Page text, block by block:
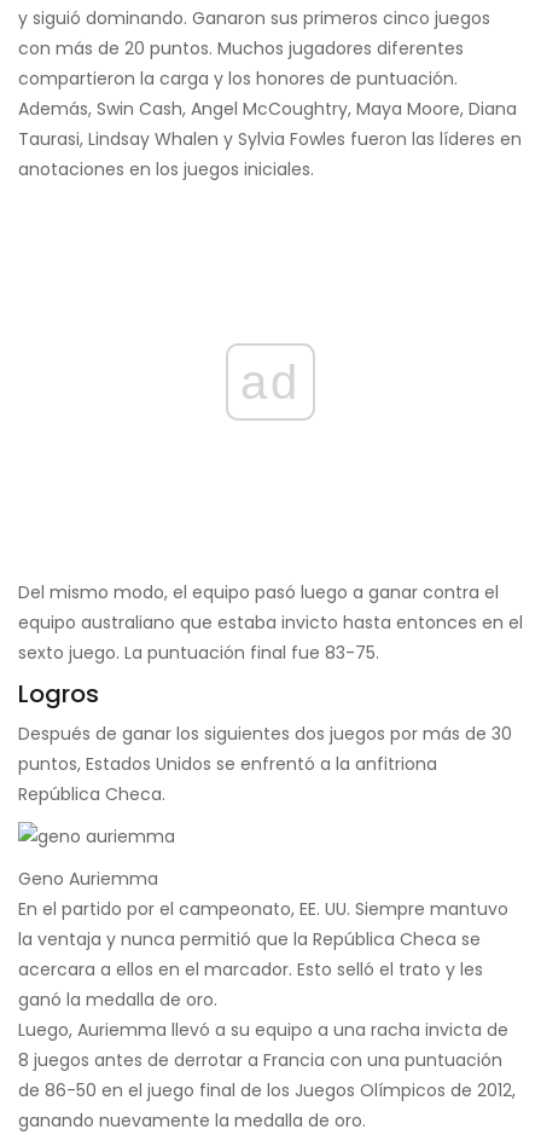
y siguió dominando. Ganaron sus primeros cinco juegos
con más de 20 puntos. Muchos jugadores diferentes
compartieron la carga y los honores de puntuación.
Además, Swin Cash, Angel McCoughtry, Maya Moore, Diana
Taurasi, Lindsay Whalen y Sylvia Fowles fueron las líderes en
anotaciones en los juegos iniciales.
ad
Del mismo modo, el equipo pasó luego a ganar contra el
equipo australiano que estaba invicto hasta entonces en el
sexto juego. La puntuación final fue 83-75.
Logros
Después de ganar los siguientes dos juegos por más de 30
puntos, Estados Unidos se enfrentó a la anfitriona
República Checa.
Geno Auriemma
En el partido por el campeonato, EE. UU. Siempre mantuvo
la ventaja y nunca permitió que la República Checa se
acercara a ellos en el marcador. Esto selló el trato y les
ganó la medalla de oro.
Luego, Auriemma llevó a su equipo a una racha invicta de
8 juegos antes de derrotar a Francia con una puntuación
de 86-50 en el juego final de los Juegos Olímpicos de 2012,
ganando nuevamente la medalla de oro.